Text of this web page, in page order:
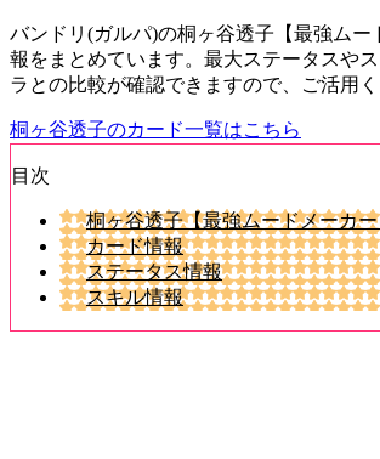
バンドリ(ガルパ)の桐ヶ谷透子【最強ムー
報をまとめています。最大ステータスや
ラとの比較が確認できますので、ご活用く
桐ヶ谷透子のカード一覧はこちら
目次
桐ヶ谷透子【最強ムードメーカ
カード情報
ステータス情報
スキル情報